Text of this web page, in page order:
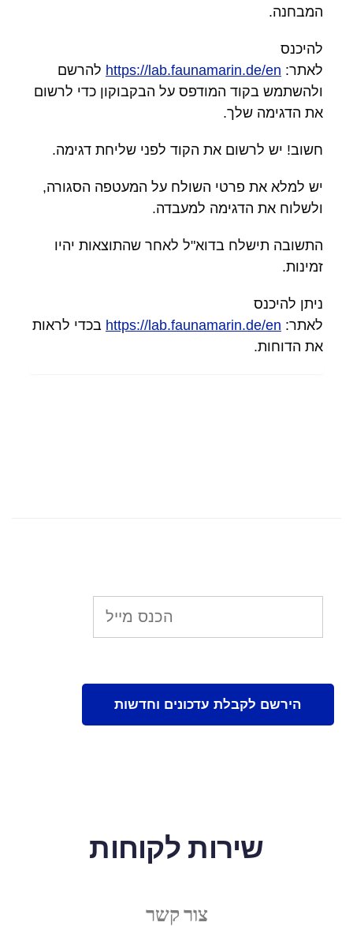
המבחנה.
להיכנס
לאתר: https://lab.faunamarin.de/en להרשם
ולהשתמש בקוד המודפס על הבקבוקון כדי לרשום
את הדגימה שלך.
חשוב! יש לרשום את הקוד לפני שליחת דגימה.
יש למלא את פרטי השולח על המעטפה הסגורה,
ולשלוח את הדגימה למעבדה.
התשובה תישלח בדוא"ל לאחר שהתוצאות יהיו
זמינות.
ניתן להיכנס
לאתר: https://lab.faunamarin.de/en בכדי לראות
את הדוחות.
שירות לקוחות
צור קשר